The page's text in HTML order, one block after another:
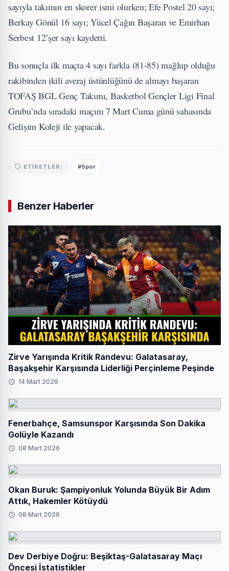
sayıyla takımın en skorer ismi olurken; Efe Postel 20 sayı;
Berkay Gönül 16 sayı; Yücel Çağın Başaran ve Emirhan
Serbest 12’şer sayı kaydetti.
Bu sonuçla ilk maçta 4 sayı farkla (81-85) mağlup olduğu
rakibinden ikili averaj üstünlüğünü de almayı başaran
TOFAŞ BGL Genç Takımı, Basketbol Gençler Ligi Final
Grubu’nda sıradaki maçını 7 Mart Cuma günü sahasında
Gelişim Koleji ile yapacak.
ETIKETLER: #Spor
Benzer Haberler
Zirve Yarışında Kritik Randevu: Galatasaray,
Başakşehir Karşısında Liderliği Perçinleme Peşinde
14 Mart 2026
Fenerbahçe, Samsunspor Karşısında Son Dakika
Golüyle Kazandı
08 Mart 2026
Okan Buruk: Şampiyonluk Yolunda Büyük Bir Adım
Attık, Hakemler Kötüydü
08 Mart 2026
Dev Derbiye Doğru: Beşiktaş-Galatasaray Maçı
Öncesi İstatistikler